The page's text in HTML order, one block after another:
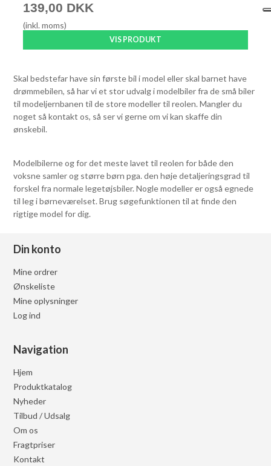
139,00 DKK
(inkl. moms)
VIS PRODUKT
Skal bedstefar have sin første bil i model eller skal barnet have
drømmebilen, så har vi et stor udvalg i modelbiler fra de små biler
til modeljernbanen til de store modeller til reolen. Mangler du
noget så kontakt os, så ser vi gerne om vi kan skaffe din
ønskebil.
Modelbilerne og for det meste lavet til reolen for både den
voksne samler og større børn pga. den høje detaljeringsgrad til
forskel fra normale legetøjsbiler. Nogle modeller er også egnede
til leg i børneværelset. Brug søgefunktionen til at finde den
rigtige model for dig.
Din konto
Mine ordrer
Ønskeliste
Mine oplysninger
Log ind
Navigation
Hjem
Produktkatalog
Nyheder
Tilbud / Udsalg
Om os
Fragtpriser
Kontakt